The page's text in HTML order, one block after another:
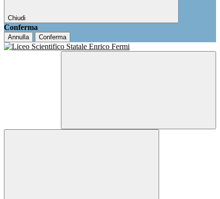
Chiudi
Conferma
Annulla Conferma